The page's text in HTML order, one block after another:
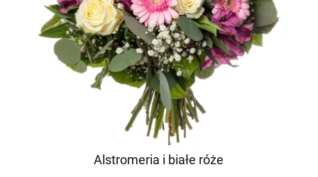
Alstromeria i białe róże